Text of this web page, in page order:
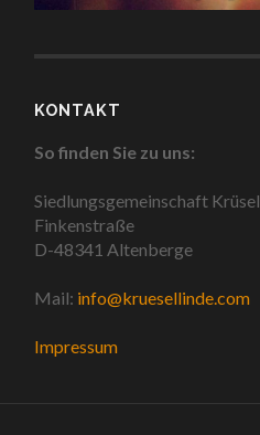
KONTAKT
So finden Sie zu uns:
Siedlungsgemeinschaft Krüsel
Finkenstraße
D-48341 Altenberge
Mail: info@kruesellinde.com
Impressum